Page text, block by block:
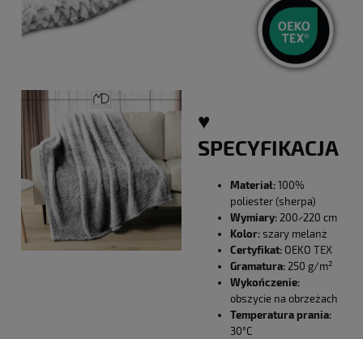
♥️
SPECYFIKACJA
Materiał: 100%
poliester (sherpa)
Wymiary: 200×220 cm
Kolor: szary melanż
Certyfikat: OEKO TEX
Gramatura: 250 g/m²
Wykończenie:
obszycie na obrzeżach
Temperatura prania:
30°C